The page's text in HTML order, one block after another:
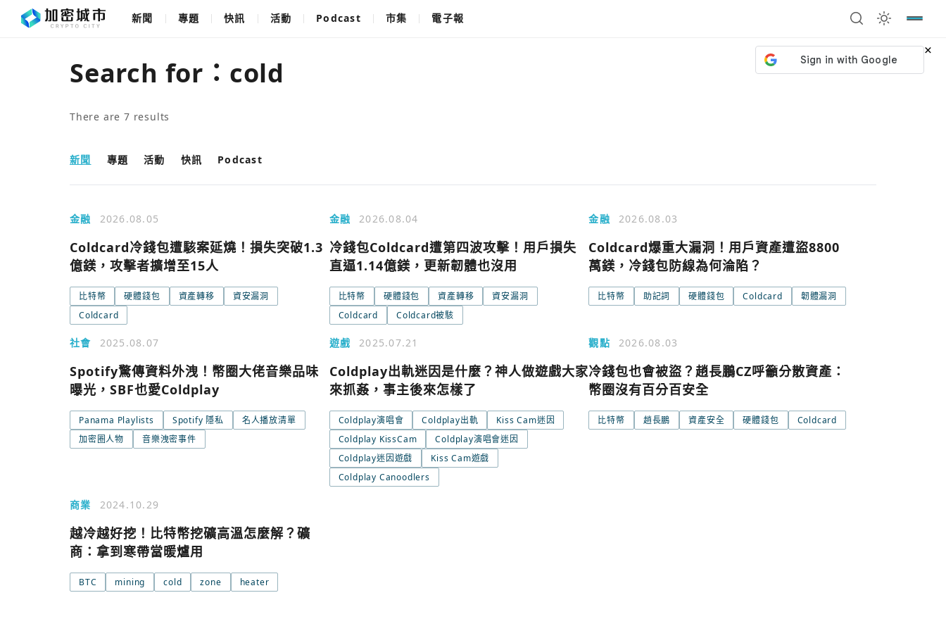
新聞 專題 快訊 活動 Podcast 市集 電子報
Search for： cold
There are 7 results
新聞 專題 活動 快訊 Podcast
金融 2026.08.05
Coldcard冷錢包遭駭案延燒！損失突破1.3
億鎂，攻擊者擴增至15人
比特幣 硬體錢包 資產轉移
資安漏洞
Coldcard
金融 2026.08.04
冷錢包Coldcard遭第四波攻擊！用戶損失
直逼1.14億鎂，更新韌體也沒用
比特幣 硬體錢包 資產轉移
資安漏洞
Coldcard
Coldcard被駭
金融 2026.08.03
Coldcard爆重大漏洞！用戶資產遭盜8800
萬鎂，冷錢包防線為何淪陷？
比特幣 助記詞 硬體錢包 Coldcard 韌體漏洞
社會 2025.08.07
Spotify驚傳資料外洩！幣圈大佬音樂品味
曝光，SBF也愛Coldplay
Panama Playlists Spotify 隱私
名人播放清單
加密圈人物
音樂洩密事件
遊戲 2025.07.21
Coldplay出軌迷因是什麼？神人做遊戲大家
來抓姦，事主後來怎樣了
Coldplay演唱會 Coldplay出軌
Kiss Cam迷因
Coldplay KissCam
Coldplay演唱會迷因
Coldplay迷因遊戲
Kiss Cam遊戲
Coldplay Canoodlers
觀點 2026.08.03
冷錢包也會被盜？趙長鵬CZ呼籲分散資產：
幣圈沒有百分百安全
比特幣 趙長鵬 資產安全 硬體錢包 Coldcard
商業 2024.10.29
越冷越好挖！比特幣挖礦高溫怎麼解？礦
商：拿到寒帶當暖爐用
BTC mining cold zone heater
今日熱門
使用以下帳號繼續
Google
Apple
您已閒置5分鐘，請點擊關閉按鈕或空白處，即可回到加密城市
今日熱門
×